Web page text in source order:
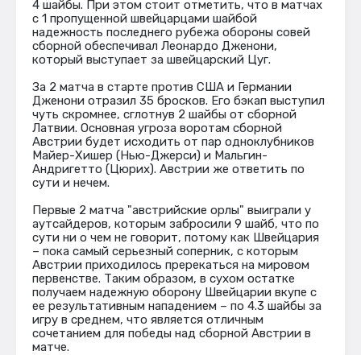
4 шайбы. При этом стоит отметить, что в матчах
с 1 пропущенной швейцарцами шайбой
надежность последнего рубежа обороны совей
сборной обеспечивал Леонардо Дженони,
который выступает за швейцарский Цуг.
За 2 матча в старте против США и Германии
Дженони отразил 35 бросков. Его бэкап выступил
чуть скромнее, сглотнув 2 шайбы от сборной
Латвии. Основная угроза воротам сборной
Австрии будет исходить от пар одноклубников
Майер-Хишер (Нью-Джерси) и Мальгин-
Андригетто (Цюрих). Австрии же ответить по
сути и нечем.
Первые 2 матча "австрийские орлы" выиграли у
аутсайдеров, которым забросили 9 шайб, что по
сути ни о чем не говорит, потому как Швейцария
– пока самый серьезный соперник, с которым
Австрии приходилось пререкаться на мировом
первенстве. Таким образом, в сухом остатке
получаем надежную оборону Швейцарии вкупе с
ее результативным нападением – по 4.3 шайбы за
игру в среднем, что является отличным
сочетанием для победы над сборной Австрии в
матче.